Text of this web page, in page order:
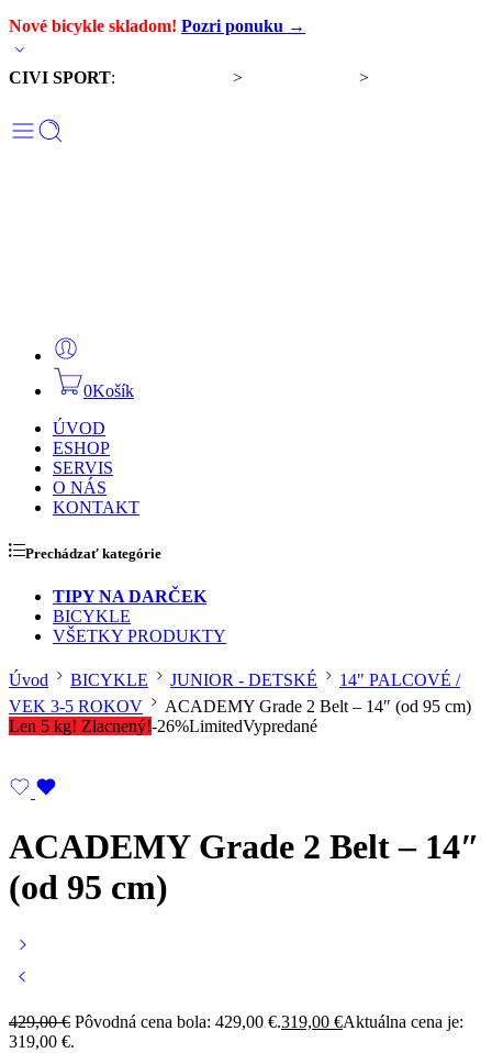
Nové bicykle skladom! Pozri ponuku →
CIVI SPORT: > >
0Košík
ÚVOD
ESHOP
SERVIS
O NÁS
KONTAKT
Prechádzať kategórie
TIPY NA DARČEK
BICYKLE
VŠETKY PRODUKTY
Úvod BICYKLE JUNIOR - DETSKÉ
14" PALCOVÉ /
VEK 3-5 ROKOV
ACADEMY Grade 2 Belt – 14″ (od 95 cm)
Len 5 kg! Zlacnený!-26%LimitedVypredané
ACADEMY Grade 2 Belt – 14″
(od 95 cm)
429,00€ Pôvodná cena bola: 429,00 €.319,00 €Aktuálna cena je:
319,00 €.